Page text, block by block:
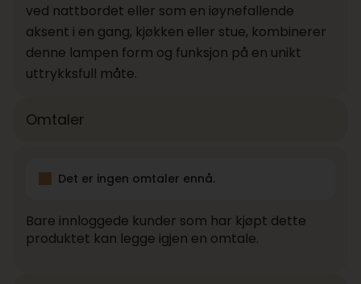
ved nattbordet eller som en iøynefallende
aksent i en gang, kjøkken eller stue, kombinerer
denne lampen form og funksjon på en unikt
uttrykksfull måte.
Omtaler
Det er ingen omtaler ennå.
Bare innloggede kunder som har kjøpt dette
produktet kan legge igjen en omtale.